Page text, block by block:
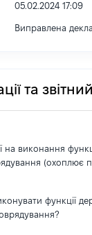
05.02.2024 17:09
Виправлена
та
на виконання
(охоплює
функції